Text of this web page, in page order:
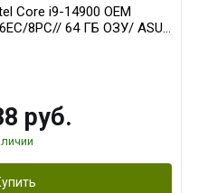
Core i9-14900 OEM
8PC// 64 ГБ ОЗУ/ ASUS
GDDR7 256bit 3xDP
руб.